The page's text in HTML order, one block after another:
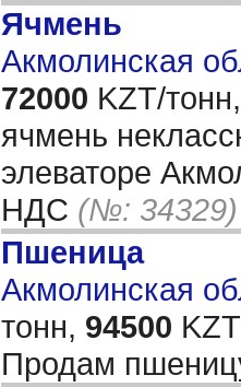
Ячмень
Акмолинская
72000 KZT/тонн,
ячмень
элеваторе
НДС (№: 34329)
Пшеница
Акмолинская
тонн, 94500
Продам